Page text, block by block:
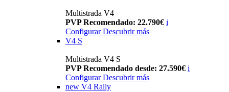
Multistrada V4
PVP Recomendado: 22.790€ i
Configurar Descubrir más
V4 S
Multistrada V4 S
PVP Recomendado desde: 27.590€ i
Configurar Descubrir más
new V4 Rally